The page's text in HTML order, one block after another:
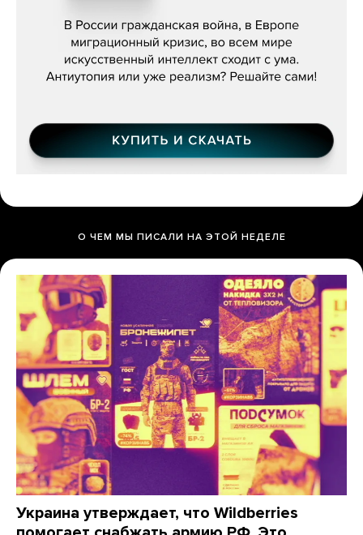
О ЧЕМ МЫ ПИСАЛИ НА ЭТОЙ НЕДЕЛЕ
Украина утверждает, что Wildberries